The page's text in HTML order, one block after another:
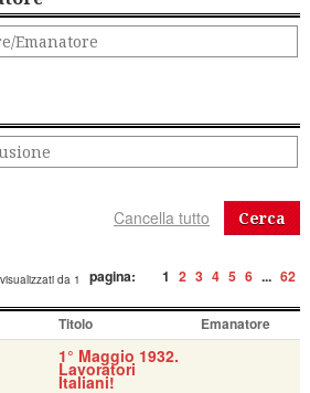
Cerca
pagina: 1 2 3 4 5 6 ... 62
da 1
Titolo Emanatore
1° Maggio 1932.
Lavoratori
Italiani!